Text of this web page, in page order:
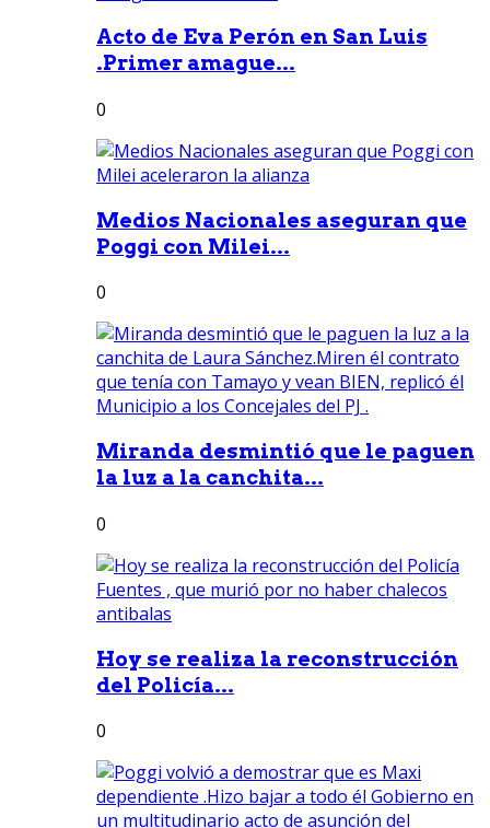
Acto de Eva Perón en San Luis
.Primer amague...
0
Medios Nacionales aseguran que
Poggi con Milei...
0
Miranda desmintió que le paguen
la luz a la canchita...
0
Hoy se realiza la reconstrucción
del Policía...
0